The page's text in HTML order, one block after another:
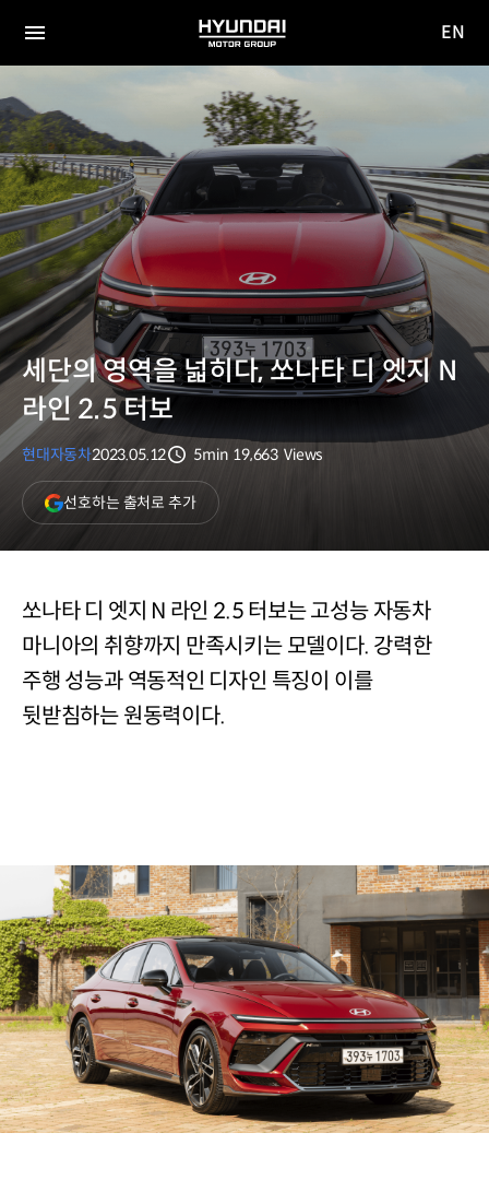
전체
HYUNDAI
MOTOR
GROUP
EN
세단의 영역을 넓히다, 쏘나타 디 엣지 N
라인 2.5 터보
현대자동차2023.05.12
5min 19,663 Views
선호하는 출처로 추가(새
창
열림)
쏘나타 디 엣지 N 라인 2.5 터보는 고성능 자동차
마니아의 취향까지 만족시키는 모델이다. 강력한
주행 성능과 역동적인 디자인 특징이 이를
뒷받침하는 원동력이다.